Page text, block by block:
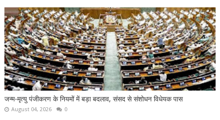
जन्म-मृत्यु पंजीकरण के नियमों में बड़ा बदलाव, संसद से संशोधन विधेयक पास
August 04, 2026 0